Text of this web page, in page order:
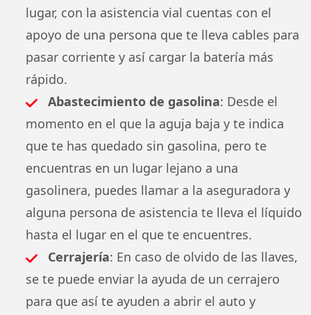
lugar, con la asistencia vial cuentas con el
apoyo de una persona que te lleva cables para
pasar corriente y así cargar la batería más
rápido.
Abastecimiento de gasolina: Desde el
momento en el que la aguja baja y te indica
que te has quedado sin gasolina, pero te
encuentras en un lugar lejano a una
gasolinera, puedes llamar a la aseguradora y
alguna persona de asistencia te lleva el líquido
hasta el lugar en el que te encuentres.
Cerrajería: En caso de olvido de las llaves,
se te puede enviar la ayuda de un cerrajero
para que así te ayuden a abrir el auto y